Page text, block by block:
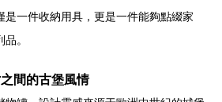
是一件收納用具，更是一件能夠點綴家
。
間的古堡風情